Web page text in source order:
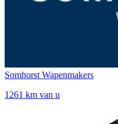
Somhorst Wapenmakers
1261 km van u